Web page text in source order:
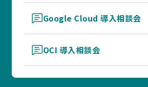
Google Cloud 導入相談会
OCI 導入相談会